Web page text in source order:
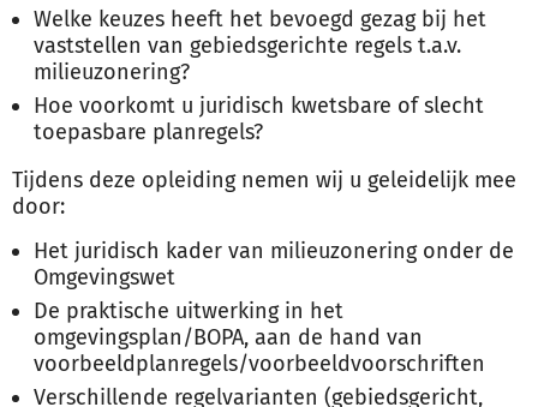
Welke keuzes heeft het bevoegd gezag bij het
vaststellen van gebiedsgerichte regels t.a.v.
milieuzonering?
Hoe voorkomt u juridisch kwetsbare of slecht
toepasbare planregels?
Tijdens deze opleiding nemen wij u geleidelijk mee
door:
Het juridisch kader van milieuzonering onder de
Omgevingswet
De praktische uitwerking in het
omgevingsplan/BOPA, aan de hand van
voorbeeldplanregels/voorbeeldvoorschriften
Verschillende regelvarianten (gebiedsgericht,